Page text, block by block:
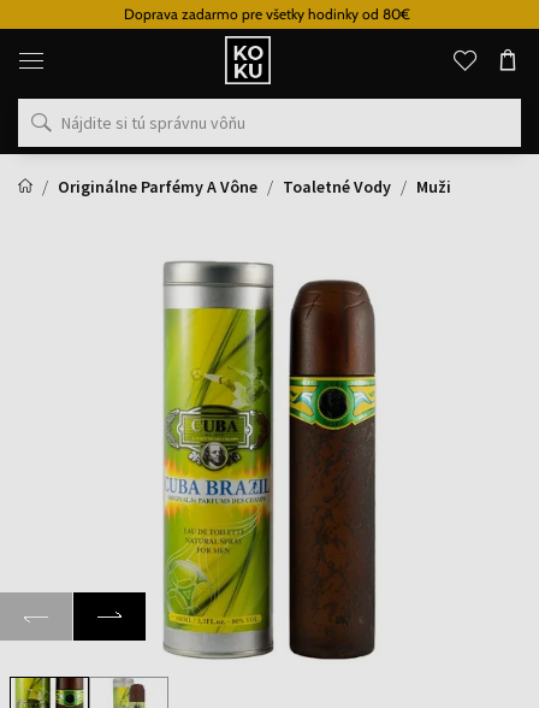
Doprava zadarmo pre všetky hodinky od 80€
Originálne
parfémy
hodinky
na
mieste
Originálne Parfémy A Vône
Toaletné Vody Muži